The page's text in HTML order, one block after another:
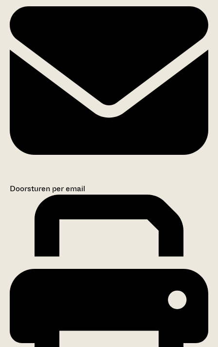
Doorsturen per email